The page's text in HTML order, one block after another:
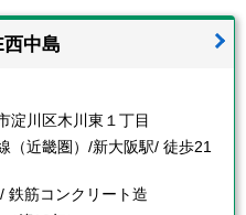
中島
淀川区木川東１丁目
（近畿圏）/新大阪駅/ 徒歩21
鉄筋コンクリート造